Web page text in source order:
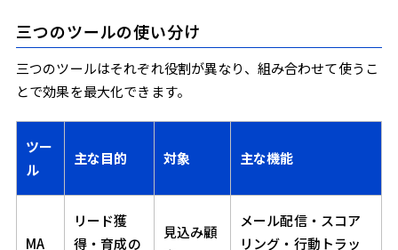
三つのツールの使い分け
三つのツールはそれぞれ役割が異なり、組み合わせて使うこ
とで効果を最大化できます。
ツー
ル
主な目的 対象 主な機能
MA
リード獲
得・育成の
見込み顧
メール配信・スコア
リング・行動トラッ